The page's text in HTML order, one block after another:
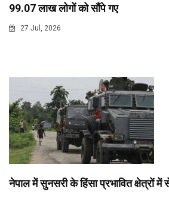
99.07 लाख लोगों को सौंपे गए
27 Jul, 2026
नेपाल में सुनसरी के हिंसा प्रभावित क्षेत्रों में